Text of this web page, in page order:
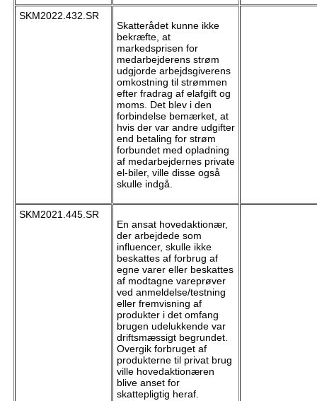
SKM2022.432.SR
Skatterådet kunne ikke
bekræfte, at
markedsprisen for
medarbejderens strøm
udgjorde arbejdsgiverens
omkostning til strømmen
efter fradrag af elafgift og
moms. Det blev i den
forbindelse bemærket, at
hvis der var andre udgifter
end betaling for strøm
forbundet med opladning
af medarbejdernes private
el-biler, ville disse også
skulle indgå.
SKM2021.445.SR
En ansat hovedaktionær,
der arbejdede som
influencer, skulle ikke
beskattes af forbrug af
egne varer eller beskattes
af modtagne vareprøver
ved anmeldelse/testning
eller fremvisning af
produkter i det omfang
brugen udelukkende var
driftsmæssigt begrundet.
Overgik forbruget af
produkterne til privat brug
ville hovedaktionæren
blive anset for
skattepligtig heraf.